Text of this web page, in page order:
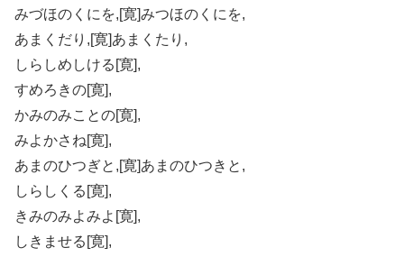
みづほのくにを,[寛]みつほのくにを,
あまくだり,[寛]あまくたり,
しらしめしける[寛],
すめろきの[寛],
かみのみことの[寛],
みよかさね[寛],
あまのひつぎと,[寛]あまのひつきと,
しらしくる[寛],
きみのみよみよ[寛],
しきませる[寛],